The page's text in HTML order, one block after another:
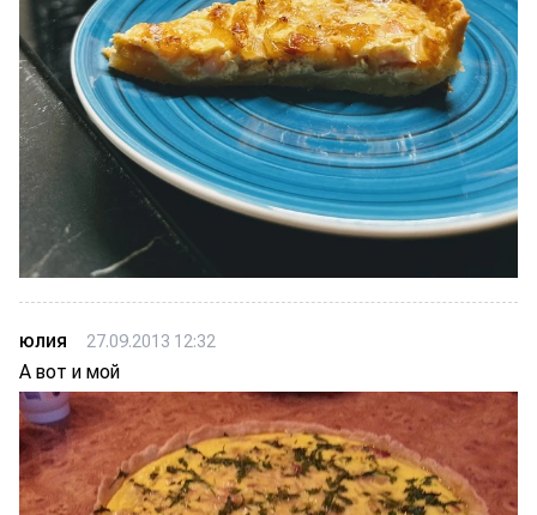
юлия 27.09.2013 12:32
А вот и мой